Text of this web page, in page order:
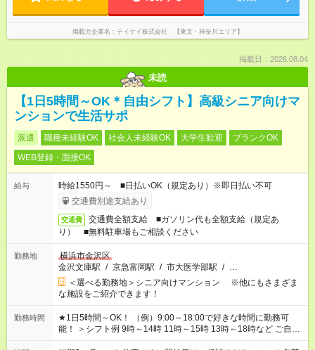
掲載元企業名 テイケイ株式会社 【東京・神奈川エリア】
掲載日：2026.08.04
未読
【1日5時間～OK＊自由シフト】高級シニア向けマ
ンションで生活サポ
派遣 職種未経験OK 社会人未経験OK 大学生歓迎
ブランクOK
WEB登録・面接OK
給与
時給1550円～ ■日払いOK（規定あり）※即日払い不可
交通費別途支給あり
交通費
交通費全額支給 ■ガソリン代も全額支給（規定あ
り） ■無料駐車場もご相談ください
勤務地
横浜市金沢区
金沢文庫駅 / 京急富岡駅 / 市大医学部駅 / …
＜選べる勤務地＞シニア向けマンション ※他にもさまざま
な施設をご紹介できます！
勤務時間
★1日5時間～OK！ （例）9:00～18:00で好きな時間に勤務可
能！ ＞シフト例 9時～14時 11時～15時 13時～18時など ご自身
のご都合に合わせて勤務時間をご相談ください！ ★家庭の都合